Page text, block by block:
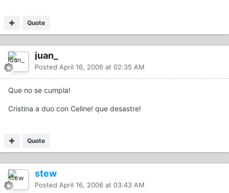
Quote
juan_
Posted April 16, 2006 at 02:35 AM
Que no se cumpla!
Cristina a duo con Celine! que desastre!
Quote
stew
Posted April 16, 2006 at 03:43 AM